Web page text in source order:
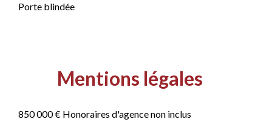
Porte blindée
Mentions légales
850 000 € Honoraires d'agence non inclus